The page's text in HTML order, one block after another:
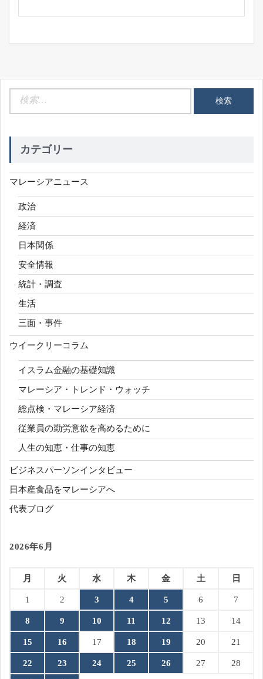
カテゴリー
マレーシアニュース
政治
経済
日本関係
安全情報
統計・調査
生活
三面・事件
ウイークリーコラム
イスラム金融の基礎知識
マレーシア・トレンド・ウォッチ
総点検・マレーシア経済
従業員の勤労意欲を高めるために
人生の知恵・仕事の知恵
ビジネスパーソンインタビュー
日本産食品をマレーシアへ
代表ブログ
2026年6月
月 火 水 木 金 土 日
1 2 3 4 5 6 7
8 9 10 11 12 13 14
15 16 17 18 19 20 21
22 23 24 25 26 27 28